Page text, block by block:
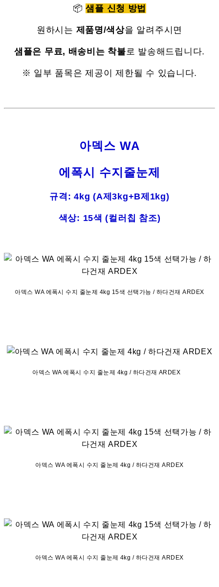
📦샘플 신청 방법
원하시는 제품명/색상을 알려주시면
샘플은 무료, 배송비는 착불로 발송해드립니다.
※ 일부 품목은 제공이 제한될 수 있습니다.
아덱스 WA
에폭시 수지줄눈제
규격: 4kg (A제3kg+B제1kg)
색상: 15색 (컬러칩 참조)
아덱스 WA 에폭시 수지 줄눈제 4kg 15색 선택가능 / 하다건재 ARDEX
아덱스 WA 에폭시 수지 줄눈제 4kg / 하다건재 ARDEX
아덱스 WA 에폭시 수지 줄눈제 4kg / 하다건재 ARDEX
아덱스 WA 에폭시 수지 줄눈제 4kg / 하다건재 ARDEX